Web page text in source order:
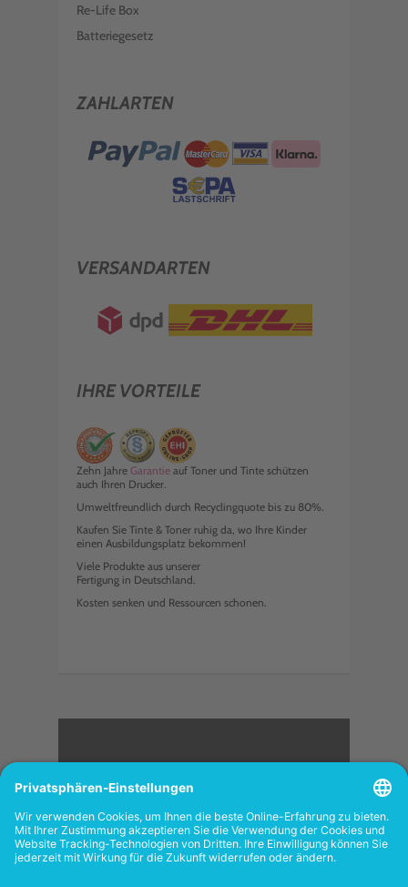
Re-Life Box
Batteriegesetz
ZAHLARTEN
VERSANDARTEN
IHRE VORTEILE
Zehn Jahre Garantie auf Toner und Tinte schützen
auch Ihren Drucker.
Umweltfreundlich durch Recyclingquote bis zu 80%.
Kaufen Sie Tinte & Toner ruhig da, wo Ihre Kinder
einen Ausbildungsplatz bekommen!
Viele Produkte aus unserer
Fertigung in Deutschland.
Kosten senken und Ressourcen schonen.
<
FOLGEN SIE UNS